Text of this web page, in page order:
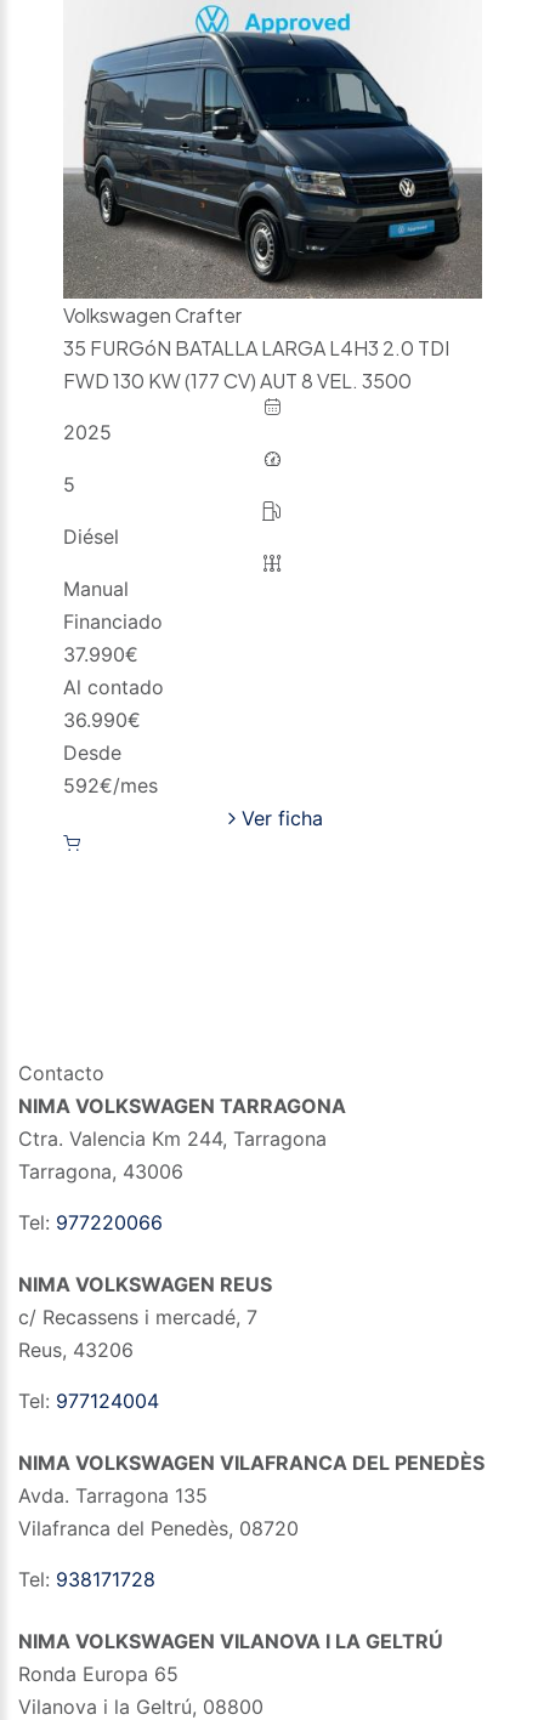
Volkswagen Crafter
35 FURGóN BATALLA LARGA L4H3 2.0 TDI
FWD 130 KW (177 CV) AUT 8 VEL. 3500
2025
5
Diésel
Manual
Financiado
37.990€
Al contado
36.990€
Desde
592€/mes
Ver ficha
Contacto
NIMA VOLKSWAGEN TARRAGONA
Ctra. Valencia Km 244, Tarragona
Tarragona, 43006
Tel: 977220066
NIMA VOLKSWAGEN REUS
c/ Recassens i mercadé, 7
Reus, 43206
Tel: 977124004
NIMA VOLKSWAGEN VILAFRANCA DEL PENEDÈS
Avda. Tarragona 135
Vilafranca del Penedès, 08720
Tel: 938171728
NIMA VOLKSWAGEN VILANOVA I LA GELTRÚ
Ronda Europa 65
Vilanova i la Geltrú, 08800